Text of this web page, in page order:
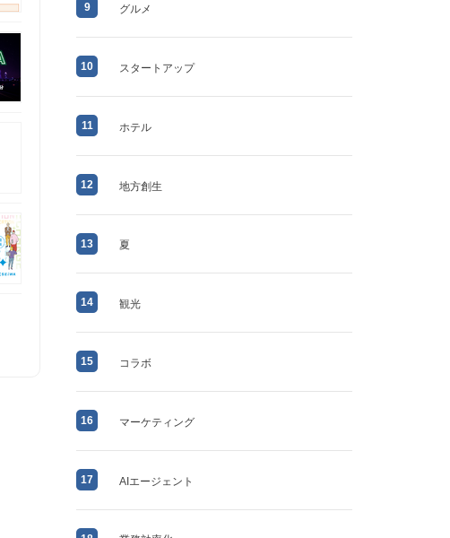
9 グルメ
10 スタートアップ
11 ホテル
12 地方創生
13 夏
14 観光
15 コラボ
16 マーケティング
17 AIエージェント